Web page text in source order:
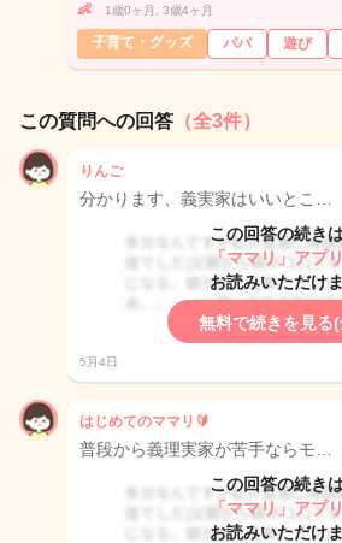
👶 1歳0ヶ月, 3歳4ヶ月
子育て・グッズ パパ 遊び
この質問への回答 （全3件）
りんご
分かります、義実家はいいとこ…
この回答の続き
「ママリ」アプリ
お読みいただけ
無料で続きを見る
5月4日
はじめてのママリ🔰
普段から義理実家が苦手ならモ…
この回答の続き
「ママリ」アプリ
お読みいただけ